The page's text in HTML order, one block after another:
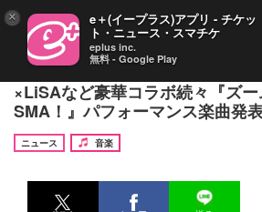
スカパラ×土屋太鳳、民生×フジ
×LiSAなど豪華コラボ続々『ズー
SMA！』パフォーマンス楽曲発
ニュース
音楽
× e＋(イープラス)アプリ - チケッ
ト・ニュース・スマチケ
eplus inc.
無料 - Google Play